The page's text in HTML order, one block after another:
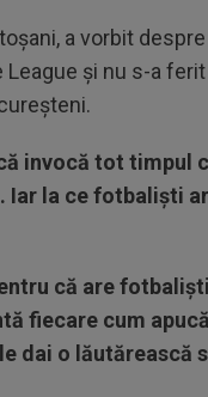
a vorbit
și nu s-a
invocă tot timpul
Iar la ce fotbaliști
că are
fiecare cum
dai o lăutărească